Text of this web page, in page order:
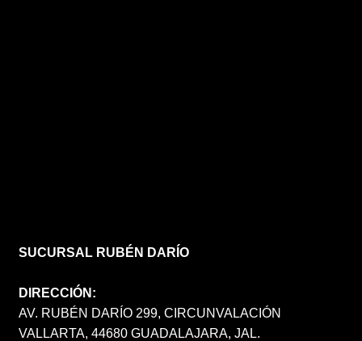
SUCURSAL RUBÉN DARÍO
DIRECCIÓN:
AV. RUBÉN DARÍO 299, CIRCUNVALACIÓN
VALLARTA, 44680 GUADALAJARA, JAL.